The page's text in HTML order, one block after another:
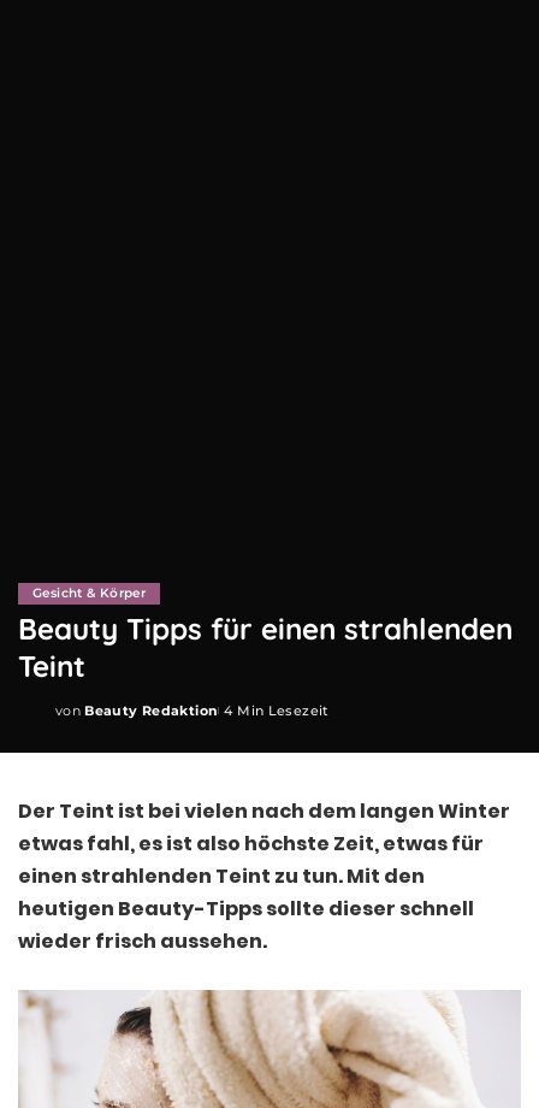
Gesicht & Körper
Beauty Tipps für einen strahlenden
Teint
Posted
von Beauty Redaktion 4 Min Lesezeit
Der Teint ist bei vielen nach dem langen Winter
etwas fahl, es ist also höchste Zeit, etwas für
einen strahlenden Teint zu tun. Mit den
heutigen Beauty-Tipps sollte dieser schnell
wieder frisch aussehen.